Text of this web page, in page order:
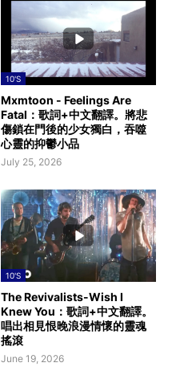
10'S
Mxmtoon - Feelings Are
Fatal：歌詞+中文翻譯。將悲
傷鎖在門後的少女獨白，吞噬
心靈的抑鬱小品
July 25, 2026
10'S
The Revivalists-Wish I
Knew You：歌詞+中文翻譯。
唱出相見恨晚浪漫情懷的靈魂
搖滾
June 19, 2026